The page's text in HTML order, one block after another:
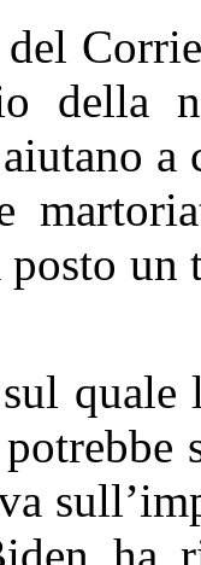
della
a
un
ha